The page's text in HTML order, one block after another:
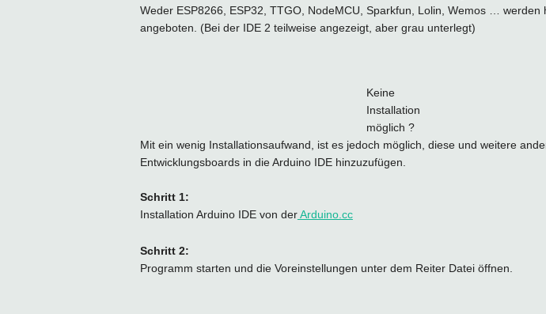
Weder ESP8266, ESP32, TTGO, NodeMCU, Sparkfun, Lolin, Wemos … werden
angeboten. (Bei der IDE 2 teilweise angezeigt, aber grau unterlegt)
Keine
Installation
möglich ?
Mit ein wenig Installationsaufwand, ist es jedoch möglich, diese und weitere
Entwicklungsboards in die Arduino IDE hinzuzufügen.
Schritt 1:
Installation Arduino IDE von derArduino.cc
Schritt 2:
Programm starten und die Voreinstellungen unter dem Reiter Datei öffnen.